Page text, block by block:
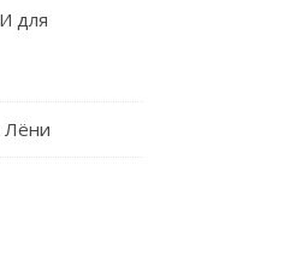
для
Лёни